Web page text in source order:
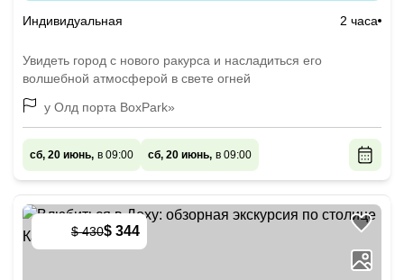
Индивидуальная 2 часа
Увидеть город с нового ракурса и насладиться его
волшебной атмосферой в свете огней
у Олд порта BoxPark»
сб, 20 июнь, в 09:00 сб, 20 июнь, в 09:00
$ 430$ 344